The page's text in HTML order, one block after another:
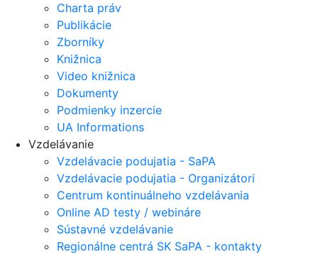
Charta práv
Publikácie
Zborníky
Knižnica
Video knižnica
Dokumenty
Podmienky inzercie
UA Informations
Vzdelávanie
Vzdelávacie podujatia - SaPA
Vzdelávacie podujatia - Organizátori
Centrum kontinuálneho vzdelávania
Online AD testy / webináre
Sústavné vzdelávanie
Regionálne centrá SK SaPA - kontakty